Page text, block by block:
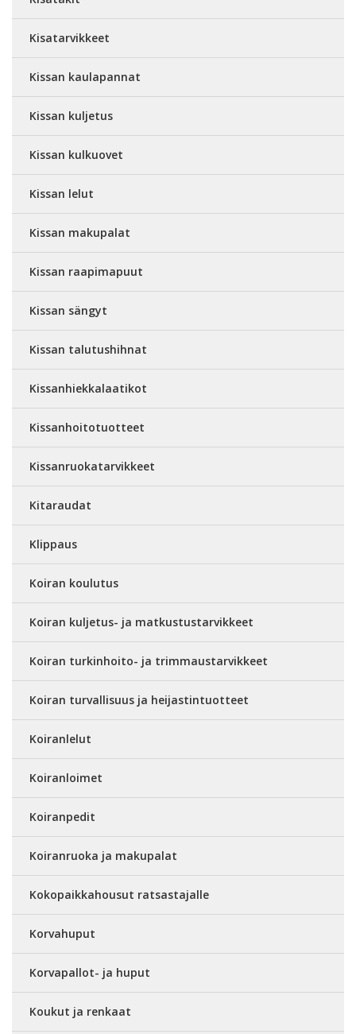
Kisatarvikkeet
Kissan kaulapannat
Kissan kuljetus
Kissan kulkuovet
Kissan lelut
Kissan makupalat
Kissan raapimapuut
Kissan sängyt
Kissan talutushihnat
Kissanhiekkalaatikot
Kissanhoitotuotteet
Kissanruokatarvikkeet
Kitaraudat
Klippaus
Koiran koulutus
Koiran kuljetus- ja matkustustarvikkeet
Koiran turkinhoito- ja trimmaustarvikkeet
Koiran turvallisuus ja heijastintuotteet
Koiranlelut
Koiranloimet
Koiranpedit
Koiranruoka ja makupalat
Kokopaikkahousut ratsastajalle
Korvahuput
Korvapallot- ja huput
Koukut ja renkaat